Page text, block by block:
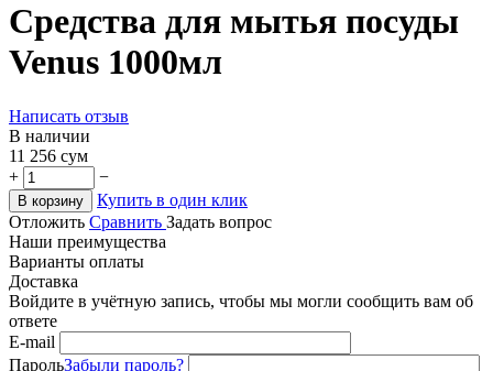
Средства для мытья посуды
Venus 1000мл
Написать отзыв
В наличии
11 256 сум
+
−
В корзину
Купить в один клик
Отложить Сравнить Задать вопрос
Наши преимущества
Варианты оплаты
Доставка
Войдите в учётную запись, чтобы мы могли сообщить вам об
ответе
E-mail
ПарольЗабыли пароль?